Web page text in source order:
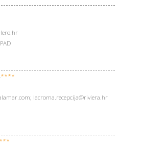
****
lacroma.recepcija@riviera.hr